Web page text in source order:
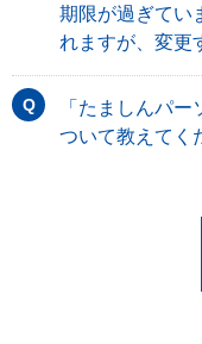
期限が過ぎてい
れますが、変更
「たましんパ
ついて教えてく